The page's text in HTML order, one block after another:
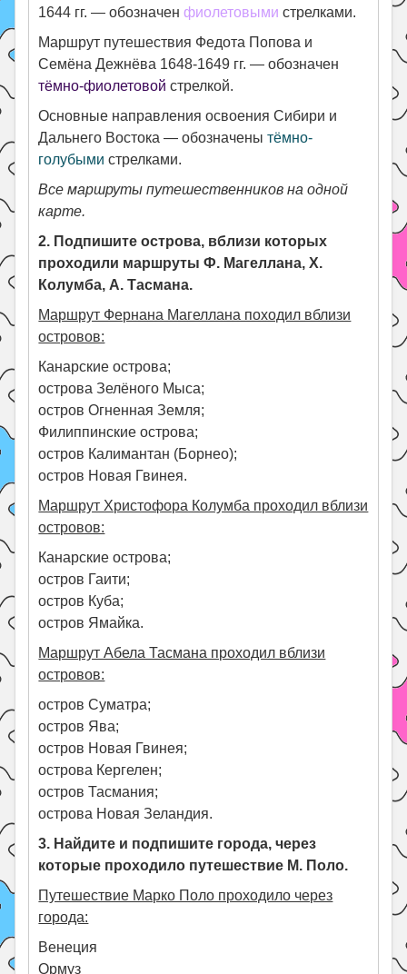
1644 гг. — обозначенфиолетовыми стрелками.
Маршрут путешествия Федота Попова и
Семёна Дежнёва 1648-1649 гг. — обозначен
тёмно-фиолетовой стрелкой.
Основные направления освоения Сибири и
Дальнего Востока — обозначенытёмно-
голубыми стрелками.
Все маршруты путешественников на одной
карте.
2. Подпишите острова, вблизи которых
проходили маршруты Ф. Магеллана, X.
Колумба, А. Тасмана.
Маршрут Фернана Магеллана походил вблизи
островов:
Канарские острова;
острова Зелёного Мыса;
остров Огненная Земля;
Филиппинские острова;
остров Калимантан (Борнео);
остров Новая Гвинея.
Маршрут Христофора Колумба проходил вблизи
островов:
Канарские острова;
остров Гаити;
остров Куба;
остров Ямайка.
Маршрут Абела Тасмана проходил вблизи
островов:
остров Суматра;
остров Ява;
остров Новая Гвинея;
острова Кергелен;
остров Тасмания;
острова Новая Зеландия.
3. Найдите и подпишите города, через
которые проходило путешествие М. Поло.
Путешествие Марко Поло проходило через
города:
Венеция
Ормуз